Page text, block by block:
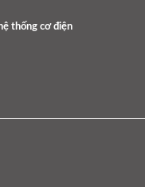
thống cơ điện